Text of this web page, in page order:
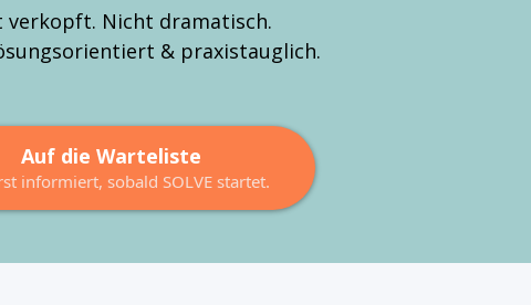
verkopft. Nicht dramatisch.
& praxistauglich.
Auf die Warteliste
informiert, sobald SOLVE startet.